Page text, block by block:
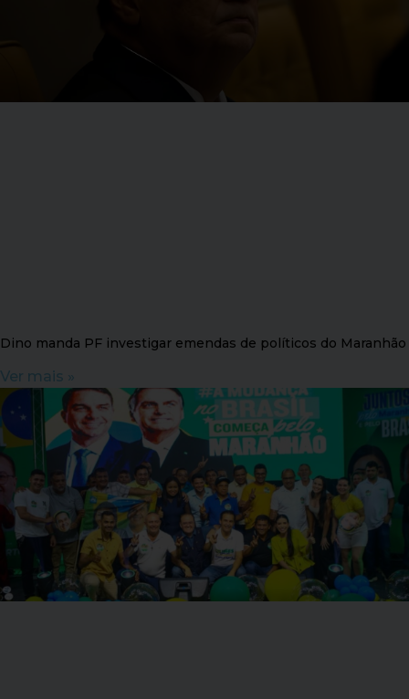
Dino manda PF investigar emendas de políticos do Maranhão
Ver mais »